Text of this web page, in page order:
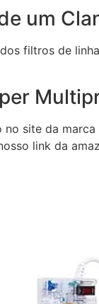
um
filtros de
site da
link da